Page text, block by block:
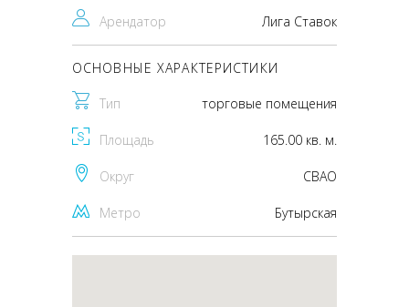
Арендатор Лига Ставок
ОСНОВНЫЕ ХАРАКТЕРИСТИКИ
Тип торговые помещения
Площадь 165.00 кв. м.
Округ CВАО
Метро Бутырская